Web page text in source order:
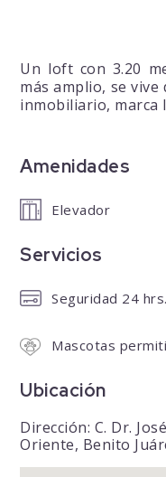
Un loft con 3.20
más amplio, se vive
inmobiliario, marca
Amenidades
Elevador
Servicios
Seguridad 24 hrs.
Mascotas
Ubicación
Dirección: C. Dr.
Oriente, Benito